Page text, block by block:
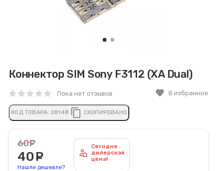
Коннектор SIM Sony F3112 (XA Dual)
Пока нет отзывов favorite В избранное
КОД ТОВАРА: 28148 content_copy СКОПИРОВАНО
60 руб.
40 руб.
Нашли дешевле?
Сегодня
дилерская
цена!